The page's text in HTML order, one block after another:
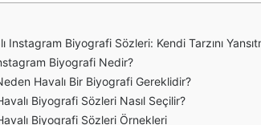
Instagram Biyografi Sözleri: Kendi Tarzını
Biyografi Nedir?
Havalı Bir Biyografi Gereklidir?
Biyografi Sözleri Nasıl Seçilir?
Biyografi Sözleri Örnekleri